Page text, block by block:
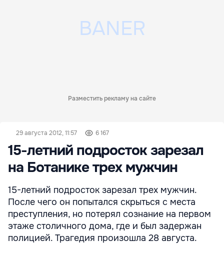
Разместить рекламу на сайте
29 августа 2012, 11:57 6 167
15-летний подросток зарезал
на Ботанике трех мужчин
15-летний подросток зарезал трех мужчин.
После чего он попытался скрыться с места
преступления, но потерял сознание на первом
этаже столичного дома, где и был задержан
полицией. Трагедия произошла 28 августа.